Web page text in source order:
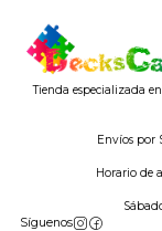
Tienda especializada
Envíos por
Horario de
Síguenos